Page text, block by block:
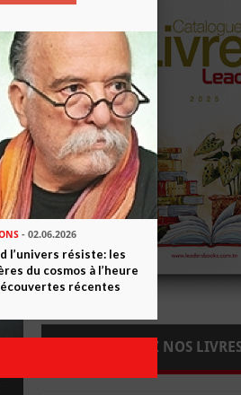
COMMANDEZ NOS
- 02.06.2026
l’univers résiste: les
du cosmos à l’heure
récentes